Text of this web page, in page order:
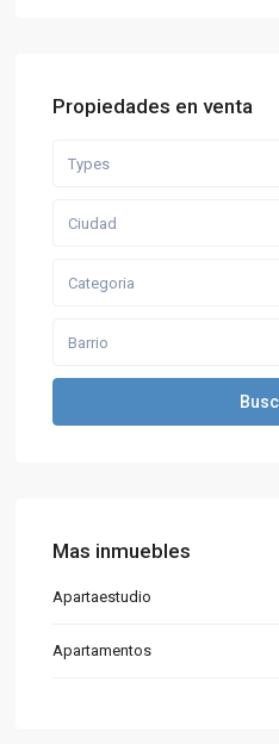
Propiedades en venta
Types
Ciudad
Categoria
Barrio
Mas inmuebles
Apartaestudio
Apartamentos